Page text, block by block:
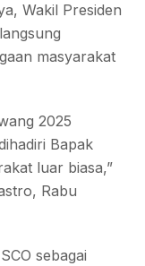
Wakil Presiden
masyarakat
2025
Bapak
luar biasa,”
Rabu
sebagai